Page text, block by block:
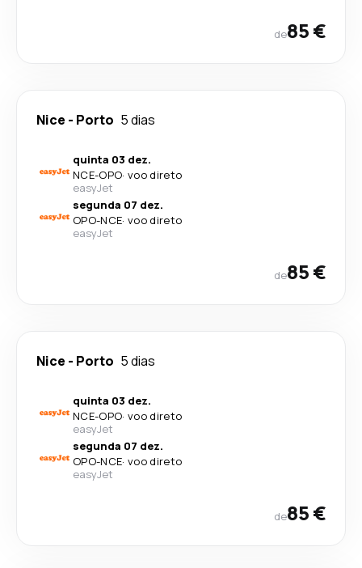
de85 €
Nice - Porto 5 dias
quinta 03 dez.
NCE-OPO· voo direto
easyJet
segunda 07 dez.
OPO-NCE· voo direto
easyJet
de85 €
Nice - Porto 5 dias
quinta 03 dez.
NCE-OPO· voo direto
easyJet
segunda 07 dez.
OPO-NCE· voo direto
easyJet
de85 €